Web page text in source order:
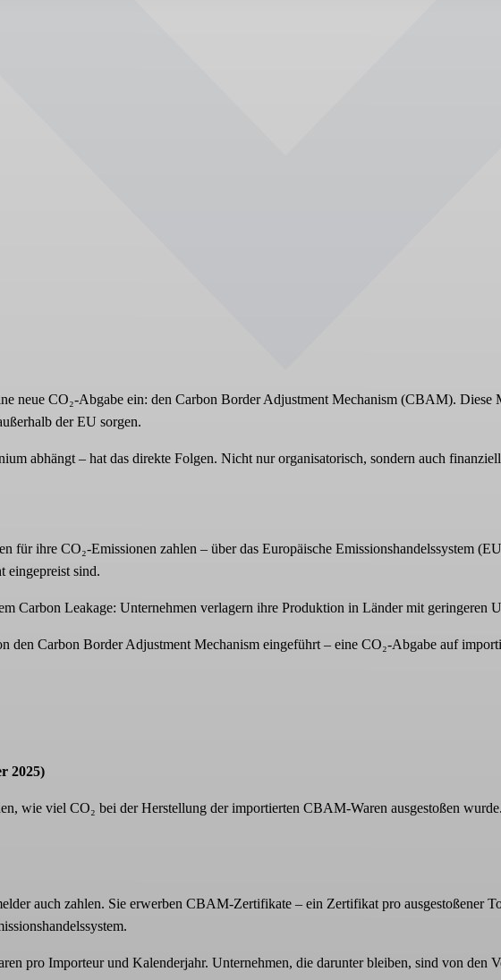
neue CO₂-Abgabe ein: den Carbon Border Adjustment Mechanism (CBAM).
der EU sorgen.
abhängt – hat das direkte Folgen. Nicht nur organisatorisch, sondern auch
für ihre CO₂-Emissionen zahlen – über das Europäische Emissionshandelssystem
eingepreist sind.
Carbon Leakage: Unternehmen verlagern ihre Produktion in Länder mit geringeren
den Carbon Border Adjustment Mechanism eingeführt – eine CO₂-Abgabe auf
2025)
wie viel CO₂ bei der Herstellung der importierten CBAM-Waren ausgestoßen
auch zahlen. Sie erwerben CBAM-Zertifikate – ein Zertifikat pro ausgestoßener
pro Importeur und Kalenderjahr. Unternehmen, die darunter bleiben, sind von den